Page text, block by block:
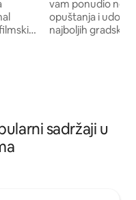
⭐
Tvoje
vam ponudio
opuštanja i
najboljih gradskih
pješice. ​Imamo
kako bi vaša veza
sadržaji u